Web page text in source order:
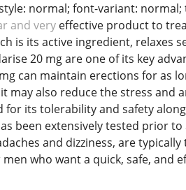
normal; font-variant: normal;
and very effective product to
is its active ingredient, relaxes
20 mg are one of its key
can maintain erections for as
may also reduce the stress and
for its tolerability and safety
been extensively tested prior
and dizziness, are typically
who want a quick, safe, and